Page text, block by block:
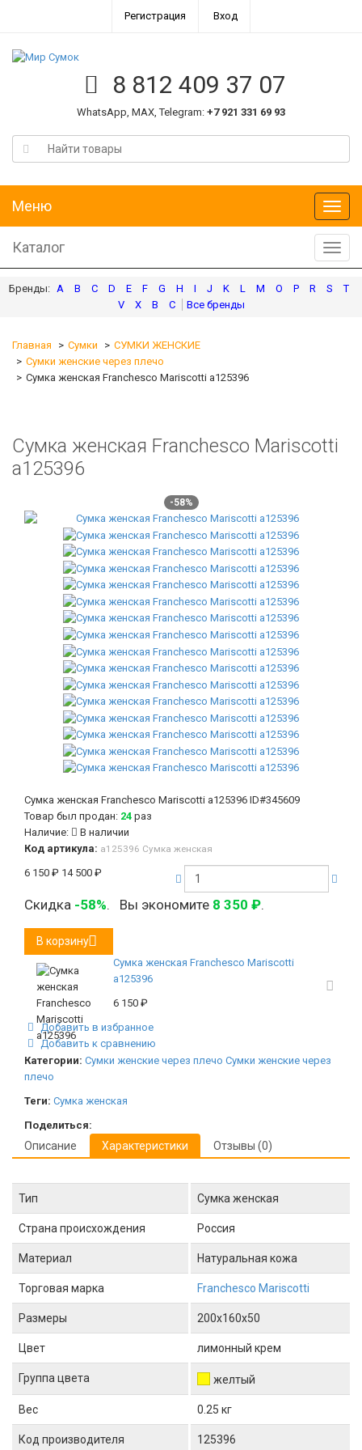
Регистрация Вход
8 812 409 37 07
WhatsApp, MAX, Telegram: +7 921 331 69 93
Меню
Меню
Каталог
A B C D E F G H I J K L M O P R S
T
V
X В С
Главная Сумки
СУМКИ ЖЕНСКИЕ
Сумки женские через плечо
Сумка женская Franchesco Mariscotti а125396
Сумка женская Franchesco Mariscotti
а125396
-58%
Сумка женская Franchesco Mariscotti а125396 ID#345609
Товар был продан: 24 раз
Наличие:
В наличии
Код артикула: а125396 Сумка женская
6 150 ₽ 14 500 ₽
Скидка -58%. Вы экономите 8 350 ₽.
В корзину
Сумка женская Franchesco Mariscotti
а125396
6 150 ₽
Добавить в избранное
Добавить к сравнению
Категории: Сумки женские через плечо Сумки женские через
плечо
Теги: Сумка женская
Поделиться:
Описание Характеристики Отзывы (0)
Тип Сумка женская
Страна происхождения Россия
Материал Натуральная кожа
Торговая марка Franchesco Mariscotti
Размеры 200x160x50
Цвет лимонный крем
Группа цвета желтый
Вес 0.25 кг
Код производителя 125396